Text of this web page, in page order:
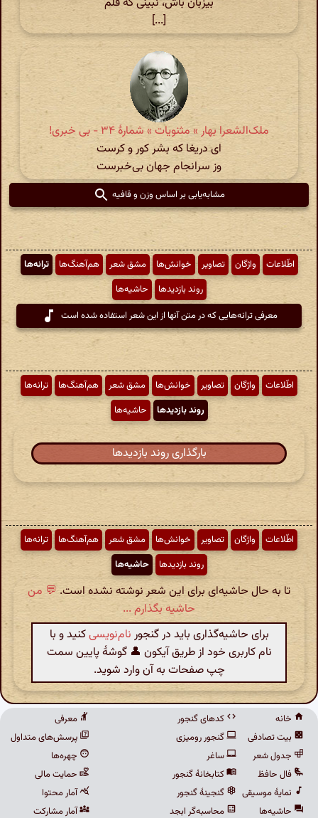
[...]
ملک‌الشعرا بهار » مثنویات » شمارهٔ ۳۴ - بی خبری‌!
ای دریغا که بشر کور و کرست
وز سرانجام جهان بی‌خبرست
مشابه‌یابی بر اساس وزن و قافیه
اطّلاعات واژگان تصاویر خوانش‌ها مشق شعر هم‌آهنگ‌ها
ترانه‌ها
روند بازدیدها
حاشیه‌ها
معرفی ترانه‌هایی که در متن آنها از این شعر استفاده شده است
اطّلاعات واژگان تصاویر خوانش‌ها مشق شعر هم‌آهنگ‌ها
ترانه‌ها
روند بازدیدها
حاشیه‌ها
بارگذاری روند بازدیدها
اطّلاعات واژگان تصاویر خوانش‌ها مشق شعر هم‌آهنگ‌ها
ترانه‌ها
روند بازدیدها
حاشیه‌ها
تا به حال حاشیه‌ای برای این شعر نوشته نشده است.💬 من
حاشیه بگذارم ...
برای حاشیه‌گذاری باید در گنجور نام‌نویسیکنید و با
نام کاربری خود از طریق آیکون 👤 گوشهٔ پایین سمت
چپ صفحات به آن وارد شوید.
خانه
بیت تصادفی
جدول شعر
فال حافظ
نمایهٔ موسیقی
حاشیه‌ها
کدهای گنجور
گنجور رومیزی
ساغر
کتابخانهٔ گنجور
گنجینهٔ گنجور
محاسبه‌گر ابجد
معرفی
پرسش‌های متداول
چهره‌ها
حمایت مالی
آمار محتوا
آمار مشارکت